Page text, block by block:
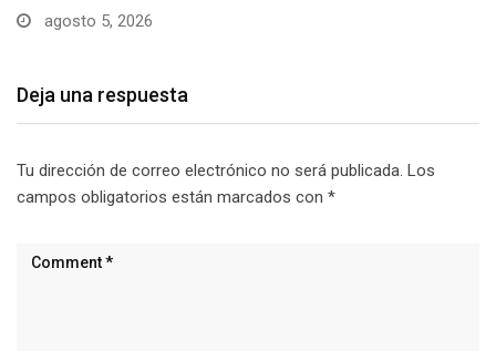
Deja una respuesta
Tu dirección de correo electrónico no será publicada. Los
campos obligatorios están marcados con *